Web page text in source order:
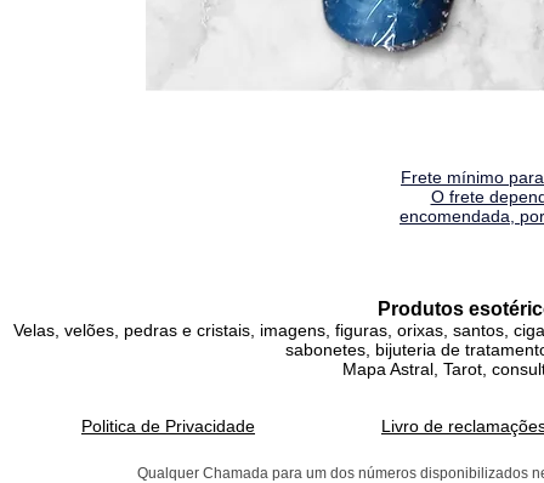
Frete mínimo
O frete
encomendada,
Produtos
Velas, velões, pedras e cristais, imagens, figuras, orixas, santos,
sabonetes, bijuteria de
Mapa Astral, Tarot,
Politica de Privacidade Livro de
Qualquer Chamada para um dos números disponibilizados